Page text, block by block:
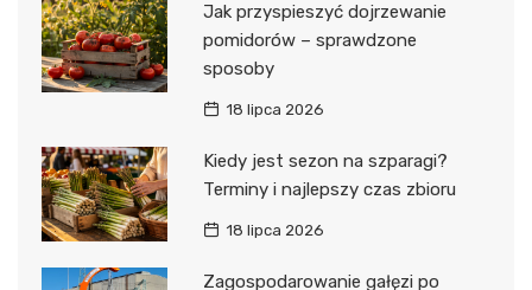
Jak przyspieszyć dojrzewanie
pomidorów – sprawdzone
sposoby
18 lipca 2026
Kiedy jest sezon na szparagi?
Terminy i najlepszy czas zbioru
18 lipca 2026
Zagospodarowanie gałęzi po